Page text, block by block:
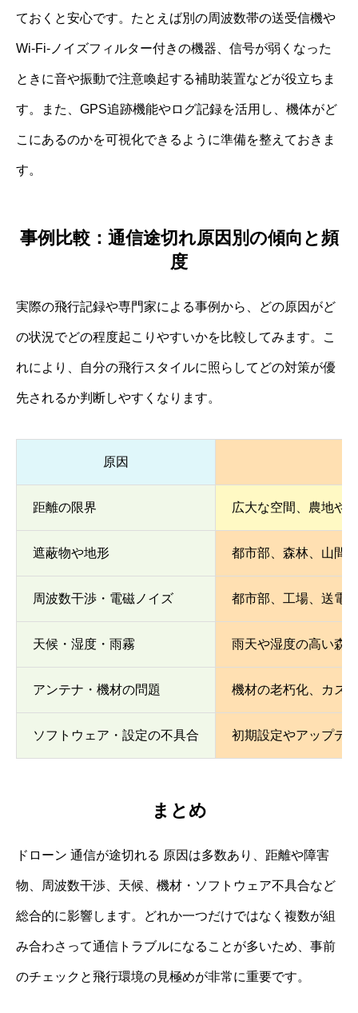
ておくと安心です。たとえば別の周波数帯の送受信機や
Wi-Fi-ノイズフィルター付きの機器、信号が弱くなった
ときに音や振動で注意喚起する補助装置などが役立ちま
す。また、GPS追跡機能やログ記録を活用し、機体がど
こにあるのかを可視化できるように準備を整えておきま
す。
事例比較：通信途切れ原因別の傾向と頻
度
実際の飛行記録や専門家による事例から、どの原因がど
の状況でどの程度起こりやすいかを比較してみます。こ
れにより、自分の飛行スタイルに照らしてどの対策が優
先されるか判断しやすくなります。
原因
距離の限界 広大な空間、農地や
遮蔽物や地形 都市部、森林、山間
周波数干渉・電磁ノイズ 都市部、工場、送電
天候・湿度・雨霧 雨天や湿度の高い森
アンテナ・機材の問題 機材の老朽化、カス
ソフトウェア・設定の不具合 初期設定やアップデ
まとめ
ドローン 通信が途切れる 原因は多数あり、距離や障害
物、周波数干渉、天候、機材・ソフトウェア不具合など
総合的に影響します。どれか一つだけではなく複数が組
み合わさって通信トラブルになることが多いため、事前
のチェックと飛行環境の見極めが非常に重要です。